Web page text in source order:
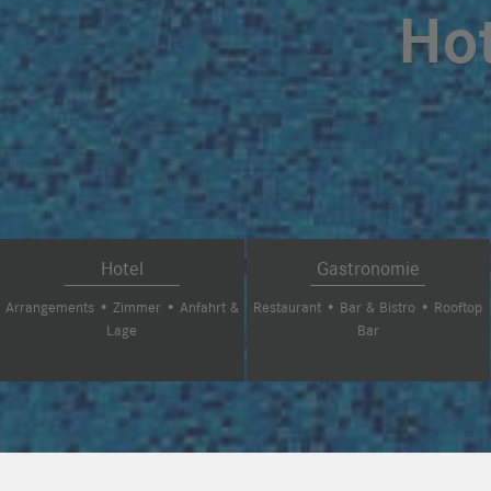
Hotel
Arrangements • Zimmer • Anfahrt &
Lage
Gastronomie
Restaurant • Bar & Bistro • Rooftop
Bar